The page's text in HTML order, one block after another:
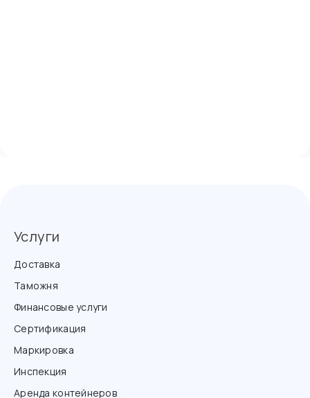
Услуги
Доставка
Таможня
Финансовые услуги
Сертификация
Маркировка
Инспекция
Аренда контейнеров